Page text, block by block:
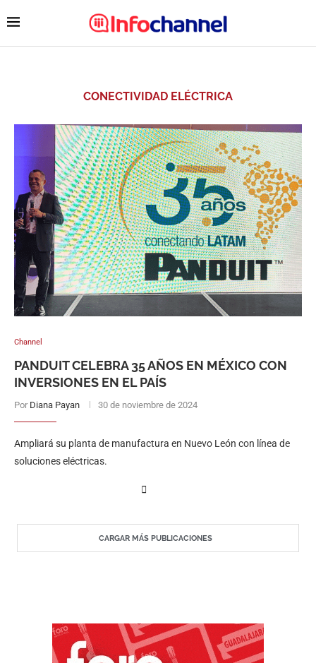
CONECTIVIDAD ELÉCTRICA
Channel
PANDUIT CELEBRA 35 AÑOS EN MÉXICO CON
INVERSIONES EN EL PAÍS
Por Diana Payan 30 de noviembre de 2024
Ampliará su planta de manufactura en Nuevo León con línea de
soluciones eléctricas.
CARGAR MÁS PUBLICACIONES